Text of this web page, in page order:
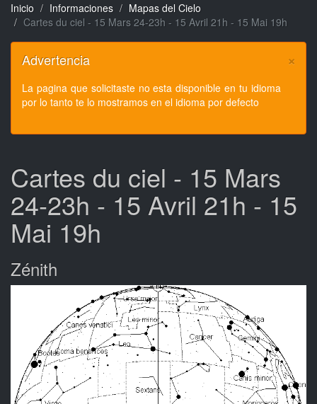
Inicio Informaciones
Mapas del Cielo
Cartes du ciel - 15 Mars 24-23h - 15 Avril 21h - 15 Mai 19h
×
Advertencia
La pagina que solicitaste no esta disponible en tu idioma
por lo tanto te lo mostramos en el idioma por defecto
Cartes du ciel - 15 Mars
24-23h - 15 Avril 21h - 15
Mai 19h
Zénith